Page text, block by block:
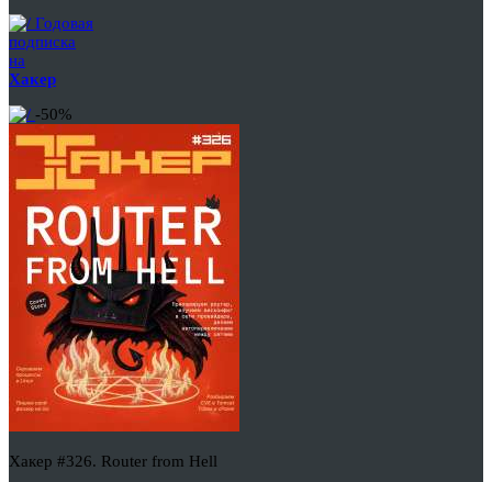
Годовая
подписка
на
Хакер
-50%
Хакер #326. Router from Hell